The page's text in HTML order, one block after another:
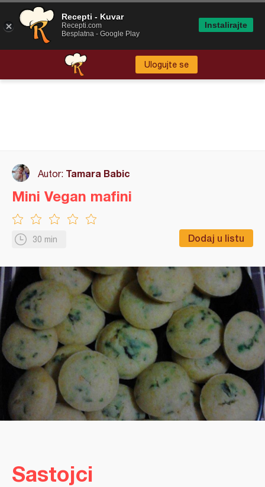
Ulogujte se
Autor: Tamara Babic
30 min Dodaj u listu
Mini Vegan mafini
Sastojci
Recepti - Kuvar
Recepti.com
Besplatna - Google Play
Instalirajte